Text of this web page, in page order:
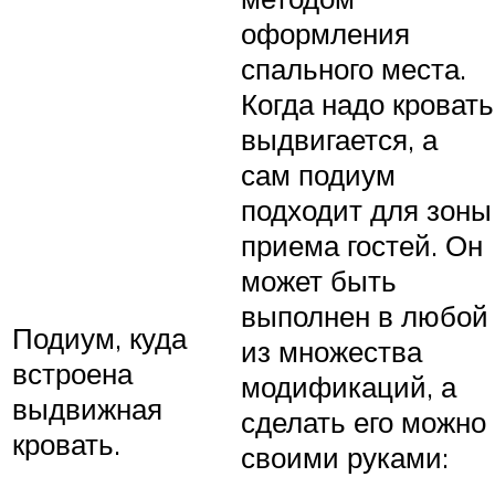
Подиум, куда
встроена
выдвижная
кровать.
оформления
спального места.
Когда надо кровать
выдвигается, а
сам подиум
подходит для зоны
приема гостей. Он
может быть
выполнен в любой
из множества
модификаций, а
сделать его можно
своими руками: